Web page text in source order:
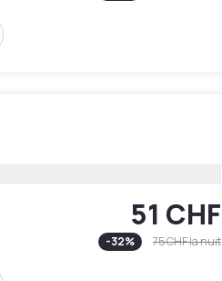
51 CHF
-32% 75 CHFla nuit